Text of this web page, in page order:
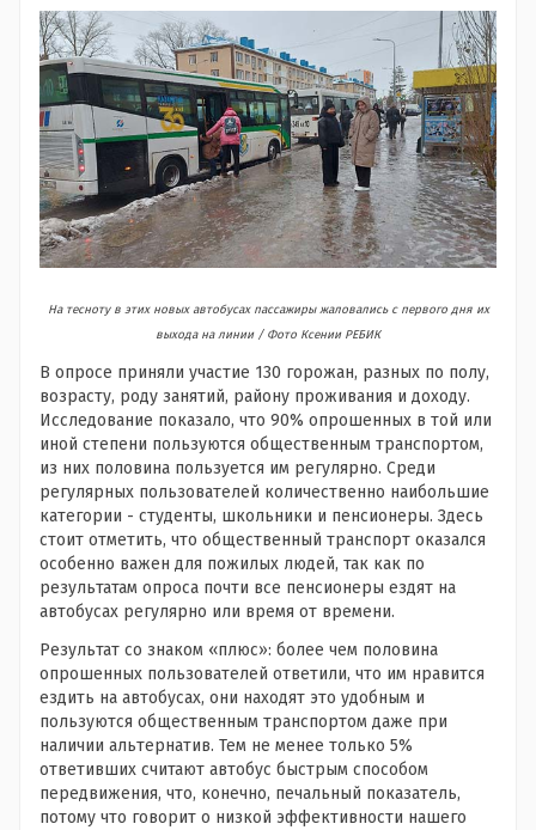
На тесноту в этих новых автобусах пассажиры жаловались с первого дня их
выхода на линии / Фото Ксении РЕБИК
В опросе приняли участие 130 горожан, разных по полу,
возрасту, роду занятий, району проживания и доходу.
Исследование показало, что 90% опрошенных в той или
иной степени пользуются общественным транспортом,
из них половина пользуется им регулярно. Среди
регулярных пользователей количественно наибольшие
категории - студенты, школьники и пенсионеры. Здесь
стоит отметить, что общественный транспорт оказался
особенно важен для пожилых людей, так как по
результатам опроса почти все пенсионеры ездят на
автобусах регулярно или время от времени.
Результат со знаком «плюс»: более чем половина
опрошенных пользователей ответили, что им нравится
ездить на автобусах, они находят это удобным и
пользуются общественным транспортом даже при
наличии альтернатив. Тем не менее только 5%
ответивших считают автобус быстрым способом
передвижения, что, конечно, печальный показатель,
потому что говорит о низкой эффективности нашего